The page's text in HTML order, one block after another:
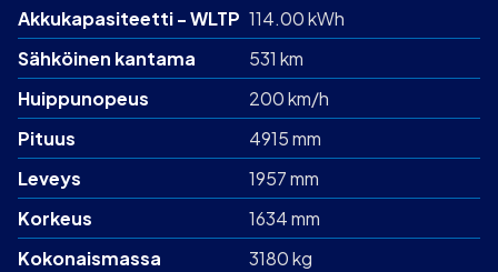
Akku­kapasiteetti - WLTP 114.00 kWh
Sähköinen kantama
531 km
Huippunopeus
200 km/h
Pituus
4915 mm
Leveys
1957 mm
Korkeus
1634 mm
Kokonaismassa
3180 kg